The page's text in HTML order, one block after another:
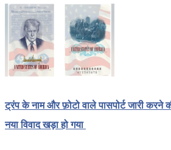
ट्रंप के नाम और फ़ोटो वाले पासपोर्ट जारी
नया विवाद खड़ा हो गया